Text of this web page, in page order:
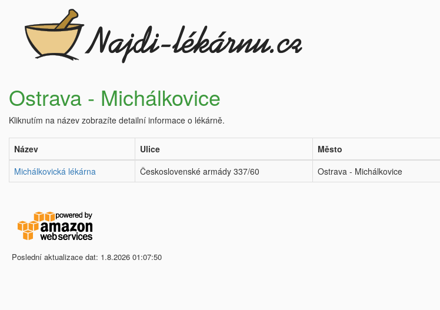
Ostrava - Michálkovice
Kliknutím na název zobrazíte detailní informace o lékárně.
Název Ulice Město
Michálkovická lékárna
Československé armády 337/60 Ostrava - Michálkovice
Poslední aktualizace dat: 1.8.2026 01:07:50